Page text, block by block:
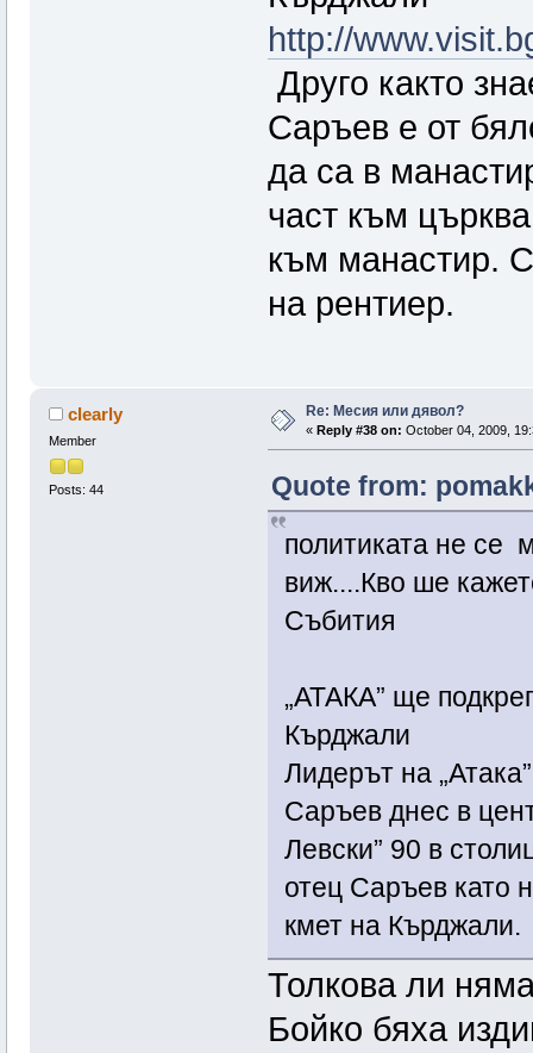
http://
Друго както
Саръев е от
да са в
част към
към манастир.
на рентиер.
clearly
Member
Posts: 44
Re: Месия или дявол?
« Reply #38 on: October 04, 2009,
Quote from:
политиката не се
виж....Кво ше
Събития
„АТАКА” ще
Кърджали
Лидерът на
Саръев днес в
Левски” 90 в
отец Саръев като
кмет на Кърджали.
Толкова ли
Бойко бяха